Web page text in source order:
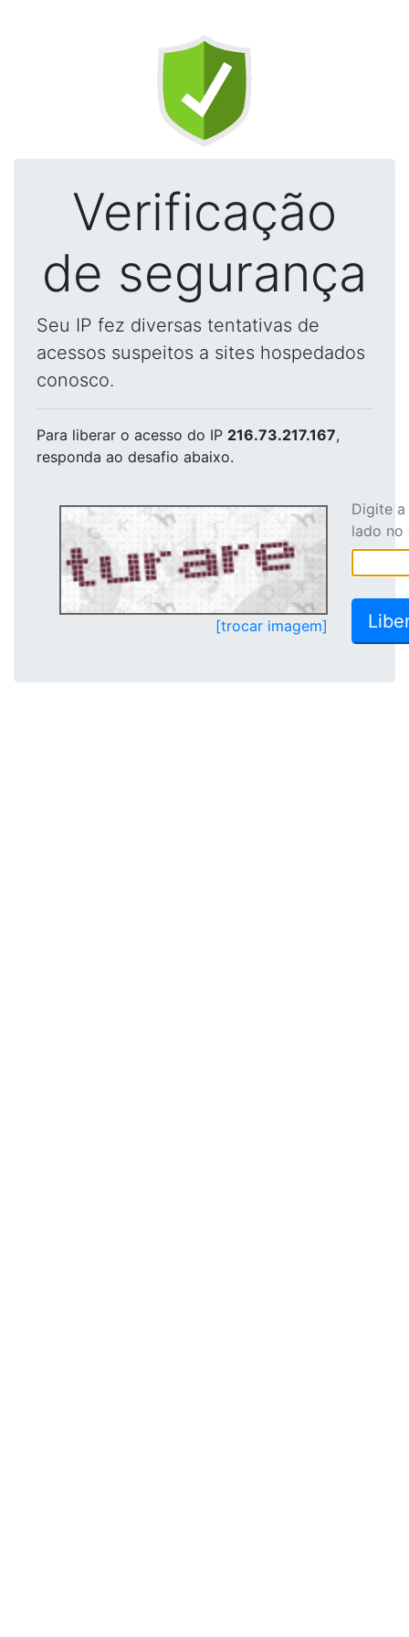
Verificação
de segurança
Seu IP fez diversas tentativas de
acessos suspeitos a sites hospedados
conosco.
Para liberar o acesso do IP 216.73.217.167,
responda ao desafio abaixo.
[trocar imagem]
Digite
lado no